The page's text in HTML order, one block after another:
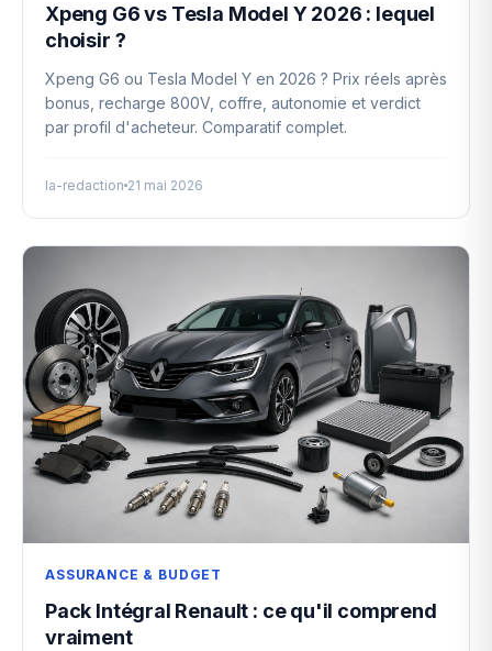
Xpeng G6 vs Tesla Model Y 2026 : lequel
choisir ?
Xpeng G6 ou Tesla Model Y en 2026 ? Prix réels après
bonus, recharge 800V, coffre, autonomie et verdict
par profil d'acheteur. Comparatif complet.
la-redaction 21 mai 2026
ASSURANCE & BUDGET
Pack Intégral Renault : ce qu'il comprend
vraiment